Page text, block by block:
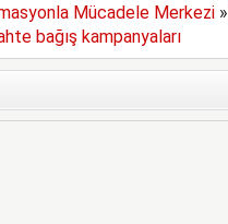
Mücadele Merkezi»
bağış kampanyaları